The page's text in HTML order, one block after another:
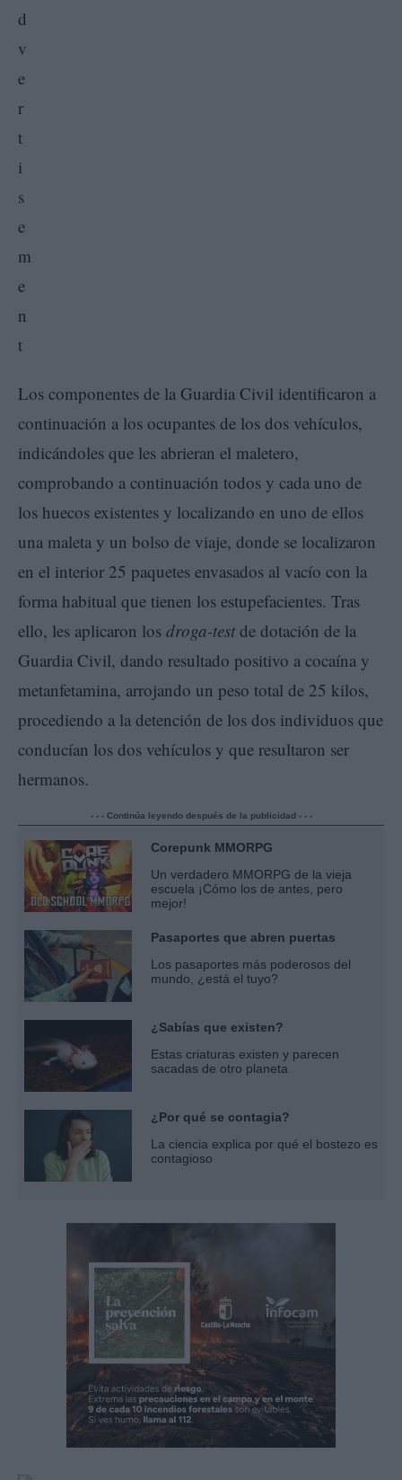
Los componentes de la Guardia Civil identificaron a
continuación a los ocupantes de los dos vehículos,
indicándoles que les abrieran el maletero,
comprobando a continuación todos y cada uno de
los huecos existentes y localizando en uno de ellos
una maleta y un bolso de viaje, donde se localizaron
en el interior 25 paquetes envasados al vacío con la
forma habitual que tienen los estupefacientes. Tras
ello, les aplicaron los droga-test de dotación de la
Guardia Civil, dando resultado positivo a cocaína y
metanfetamina, arrojando un peso total de 25 kilos,
procediendo a la detención de los dos individuos que
conducían los dos vehículos y que resultaron ser
hermanos.
- - - Continúa leyendo después de la publicidad - - -
Corepunk MMORPG
Un verdadero MMORPG de la vieja
escuela ¡Cómo los de antes, pero
mejor!
Pasaportes que abren puertas
Los pasaportes más poderosos del
mundo, ¿está el tuyo?
¿Sabías que existen?
Estas criaturas existen y parecen
sacadas de otro planeta
¿Por qué se contagia?
La ciencia explica por qué el bostezo es
contagioso